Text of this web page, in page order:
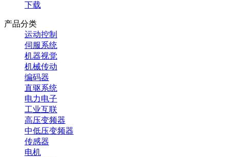
下载
产品分类
运动控制
伺服系统
机器视觉
机械传动
编码器
直驱系统
电力电子
工业互联
高压变频器
中低压变频器
传感器
电机